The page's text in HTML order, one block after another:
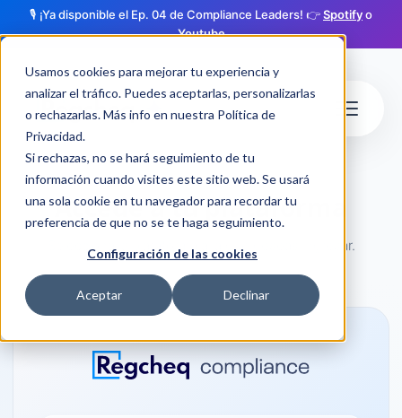
Usamos cookies para mejorar tu experiencia y
analizar el tráfico. Puedes aceptarlas, personalizarlas
o rechazarlas. Más info en nuestra Política de
Privacidad.
Si rechazas, no se hará seguimiento de tu
información cuando visites este sitio web. Se usará
una sola cookie en tu navegador para recordar tu
preferencia de que no se te haga seguimiento.
Configuración de las cookies
Aceptar Declinar
🎙️ ¡Ya disponible el Ep. 04 de Compliance Leaders! 👉Spotifyo
Youtube
Accede a tu plataforma
Selecciona la plataforma a la que deseas ingresar.